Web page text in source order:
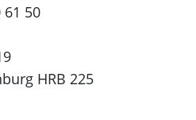
61 50
HRB 225